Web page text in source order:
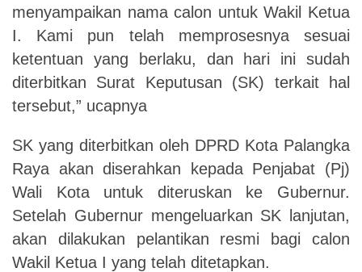
menyampaikan nama calon untuk Wakil Ketua
I. Kami pun telah memprosesnya sesuai
ketentuan yang berlaku, dan hari ini sudah
diterbitkan Surat Keputusan (SK) terkait hal
tersebut,” ucapnya
SK yang diterbitkan oleh DPRD Kota Palangka
Raya akan diserahkan kepada Penjabat (Pj)
Wali Kota untuk diteruskan ke Gubernur.
Setelah Gubernur mengeluarkan SK lanjutan,
akan dilakukan pelantikan resmi bagi calon
Wakil Ketua I yang telah ditetapkan.